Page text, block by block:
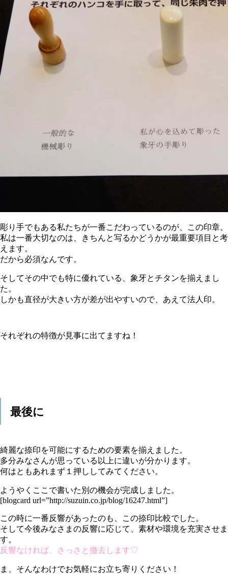
彫り手でもある私たちが一番こだわっているのが、この印章。
私は一番大切なのは、きちんと写るかどうかが最重要項目と考
えます。
だから必須なんです。
そしてその中でも特に優れている、象牙とチタンを揃えまし
た。
しかも直径が大きい方が差が出やすいので、あえて法人印。
それぞれの特徴が見事に出てますね！
最後に
綺麗な捺印を可能にするための要素を揃えました。
多分みなさんが思っている以上に違いが分かります。
何はともあれまず１押ししてみてください。
ようやくここで書いた別の機会が完成しました。
[blogcard url=”http://suzuin.co.jp/blog/16247.html”]
この時に一番反響があったのも、この捺印比較でした。
そして今後みなさまの反響に応じて、素材や環境を充実させま
す。
反響なければ、さっさと撤去します♡
ま、そんなわけでお気軽にお立ち寄りください！